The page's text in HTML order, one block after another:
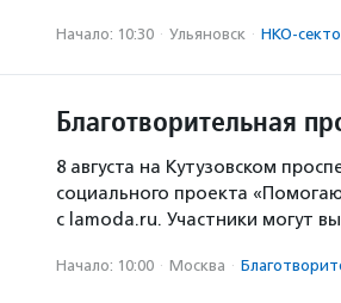
Начало: 10:30 · Ульяновск · НКО-
Благотворительная
8 августа на Кутузовском
социального проекта
с lamoda.ru. Участники могут
Начало: 10:00 · Москва ·